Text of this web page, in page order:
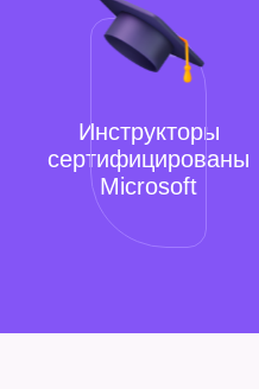
Инструкторы
сертифицированы
Microsoft